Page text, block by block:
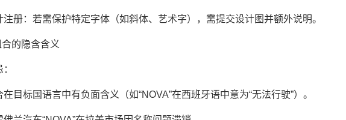
：若需保护特定字体（如斜体、艺术字），需提交设计图并额外说明。
的隐含含义
标国语言中有负面含义（如“NOVA”在西班牙语中意为“无法行驶”）。